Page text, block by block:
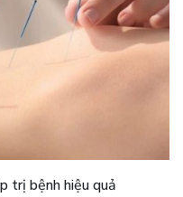
trị bệnh hiệu quả